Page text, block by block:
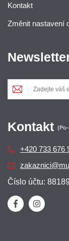
Kontakt
Změnit nastavení
Kontakt
+420 733 676
Číslo účtu: